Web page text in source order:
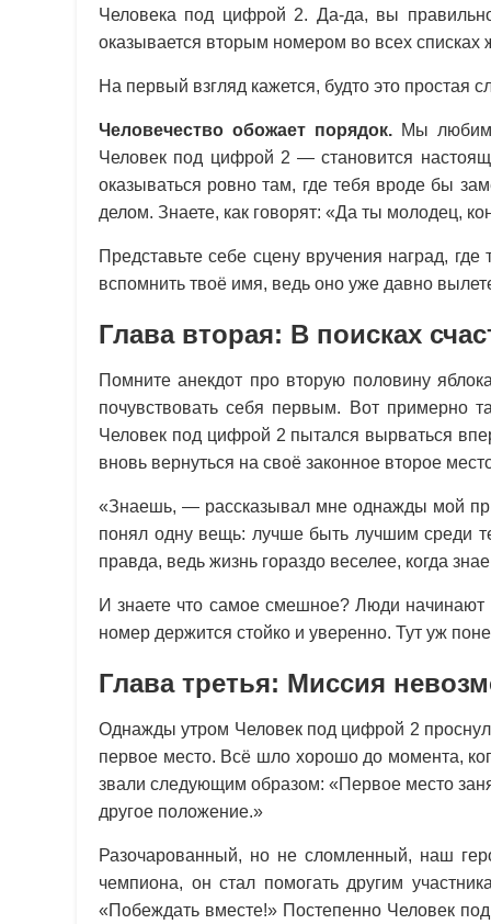
Человека под цифрой 2. Да-да, вы
оказывается вторым номером во всех списках
На первый взгляд кажется, будто это простая
Человечество обожает порядок. Мы любим
Человек под цифрой 2 — становится
оказываться ровно там, где тебя вроде бы
делом. Знаете, как говорят: «Да ты молодец,
Представьте себе сцену вручения наград,
вспомнить твоё имя, ведь оно уже давно
Глава вторая: В поисках
Помните анекдот про вторую половину
почувствовать себя первым. Вот примерно
Человек под цифрой 2 пытался вырваться
вновь вернуться на своё законное второе
«Знаешь, — рассказывал мне однажды мой
понял одну вещь: лучше быть лучшим среди
правда, ведь жизнь гораздо веселее, когда
И знаете что самое смешное? Люди начинают
номер держится стойко и уверенно. Тут уж
Глава третья: Миссия
Однажды утром Человек под цифрой 2
первое место. Всё шло хорошо до момента,
звали следующим образом: «Первое место
другое положение.»
Разочарованный, но не сломленный, наш
чемпиона, он стал помогать другим
«Побеждать вместе!» Постепенно Человек